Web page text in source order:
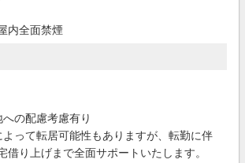
内全面禁煙
の配慮考慮有り
って転居可能性もありますが、転勤に伴
借り上げまで全面サポートいたします。